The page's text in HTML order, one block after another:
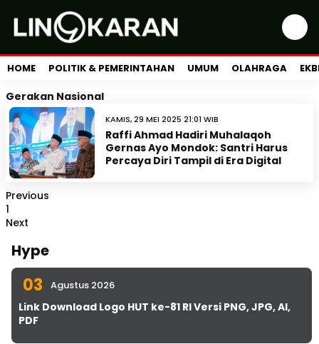
HOME POLITIK & PEMERINTAHAN UMUM OLAHRAGA
Gerakan Nasional
KAMIS, 29 MEI 2025 21:01 WIB
Raffi Ahmad Hadiri Muhalaqoh
Gernas Ayo Mondok: Santri Harus
Percaya Diri Tampil di Era Digital
Previous
1
Next
Hype
03 Agustus 2026
Link Download Logo HUT ke-81 RI Versi PNG, JPG, AI,
PDF